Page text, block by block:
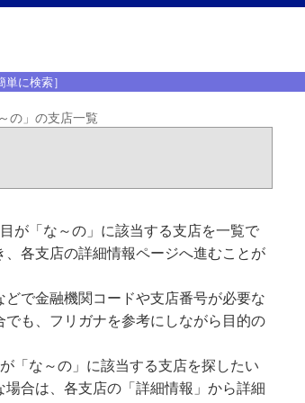
に検索］
の」の支店一覧
が「な～の」に該当する支店を一覧で
各支店の詳細情報ページへ進むことが
で金融機関コードや支店番号が必要な
も、フリガナを参考にしながら目的の
「な～の」に該当する支店を探したい
合は、各支店の「詳細情報」から詳細